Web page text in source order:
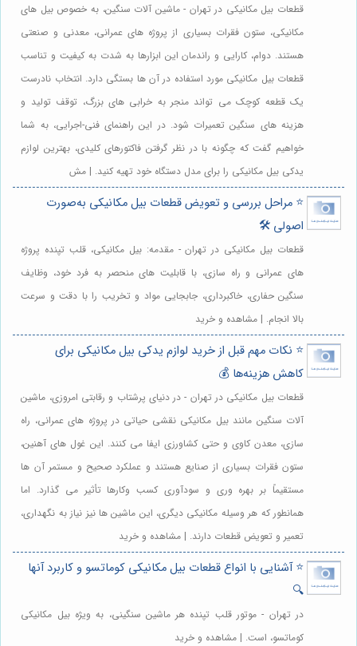
قطعات بیل مکانیکی در تهران - ماشین آلات سنگین، به خصوص بیل های
مکانیکی، ستون فقرات بسیاری از پروژه های عمرانی، معدنی و صنعتی
هستند. دوام، کارایی و راندمان این ابزارها به شدت به کیفیت و تناسب
قطعات بیل مکانیکی مورد استفاده در آن ها بستگی دارد. انتخاب نادرست
یک قطعه کوچک می تواند منجر به خرابی های بزرگ، توقف تولید و
هزینه های سنگین تعمیرات شود. در این راهنمای فنی-اجرایی، به شما
خواهیم گفت که چگونه با در نظر گرفتن فاکتورهای کلیدی، بهترین لوازم
یدکی بیل مکانیکی را برای مدل دستگاه خود تهیه کنید. | مش
⭐️ مراحل بررسی و تعویض قطعات بیل مکانیکی به‌صورت
اصولی 🛠️
قطعات بیل مکانیکی در تهران - مقدمه: بیل مکانیکی، قلب تپنده پروژه
های عمرانی و راه سازی، با قابلیت های منحصر به فرد خود، وظایف
سنگین حفاری، خاکبرداری، جابجایی مواد و تخریب را با دقت و سرعت
بالا انجام. | مشاهده و خرید
⭐️ نکات مهم قبل از خرید لوازم یدکی بیل مکانیکی برای
کاهش هزینه‌ها 💰
قطعات بیل مکانیکی در تهران - در دنیای پرشتاب و رقابتی امروزی، ماشین
آلات سنگین مانند بیل مکانیکی نقشی حیاتی در پروژه های عمرانی، راه
سازی، معدن کاوی و حتی کشاورزی ایفا می کنند. این غول های آهنین،
ستون فقرات بسیاری از صنایع هستند و عملکرد صحیح و مستمر آن ها
مستقیماً بر بهره وری و سودآوری کسب وکارها تأثیر می گذارد. اما
همانطور که هر وسیله مکانیکی دیگری، این ماشین ها نیز نیاز به نگهداری،
تعمیر و تعویض قطعات دارند. | مشاهده و خرید
⭐️ آشنایی با انواع قطعات بیل مکانیکی کوماتسو و کاربرد آنها
🔍
در تهران - موتور قلب تپنده هر ماشین سنگینی، به ویژه بیل مکانیکی
کوماتسو، است. | مشاهده و خرید